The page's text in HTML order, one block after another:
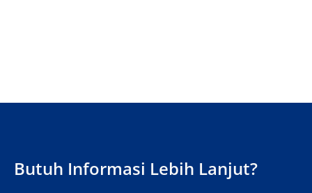
Butuh Informasi Lebih Lanjut?